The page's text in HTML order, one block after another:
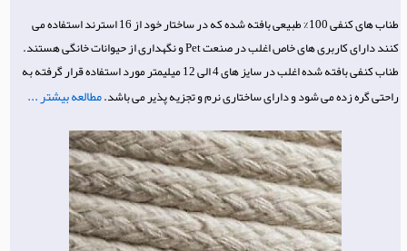
طناب های کنفی 100% طبیعی بافته شده که در ساختار خود از 16 استرند استفاده می
کنند دارای کاربری های خاص اغلب در صنعت Pet و نگهداری از حیوانات خانگی هستند.
طناب کنفی بافته شده اغلب در سایز های 4 الی 12 میلیمتر مورد استفاده قرار گرفته به
راحتی گره زده می شود و دارای ساختاری نرم و تجزیه پذیر می باشد.مطالعه بیشتر ...